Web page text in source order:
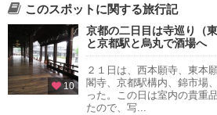
このスポットに関する旅行記
10
京都の二日目は寺巡り（
と京都駅と烏丸で酒場へ
２１日は、西本願寺、東本
閣寺、京都駅構内、錦市場
った。この日は室内の貴重
たので、写...